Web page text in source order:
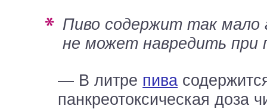
Пиво содержит так мало алкоголя, что
не может навредить при
— В литре пива
панкреотоксическая доза